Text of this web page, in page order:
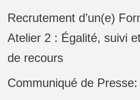
Recrutement d’un(e)
Atelier 2 : Égalité, suivi
de recours
Communiqué de